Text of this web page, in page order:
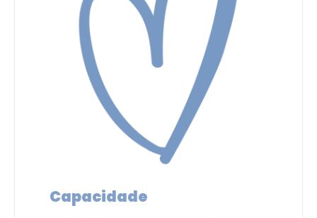
Capacidade